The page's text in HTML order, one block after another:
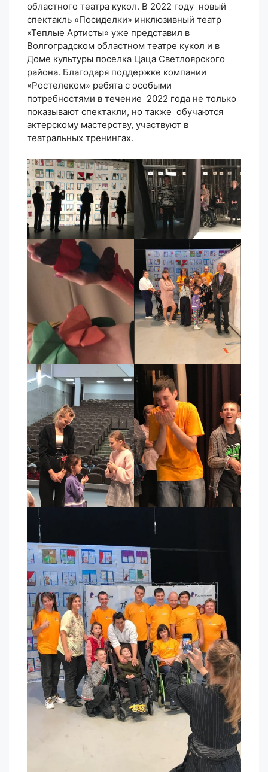
областного театра кукол. В 2022 году новый
спектакль «Посиделки» инклюзивный театр
«Теплые Артисты» уже представил в
Волгоградском областном театре кукол и в
Доме культуры поселка Цаца Светлоярского
района. Благодаря поддержке компании
«Ростелеком» ребята с особыми
потребностями в течение 2022 года не только
показывают спектакли, но также обучаются
актерскому мастерству, участвуют в
театральных тренингах.